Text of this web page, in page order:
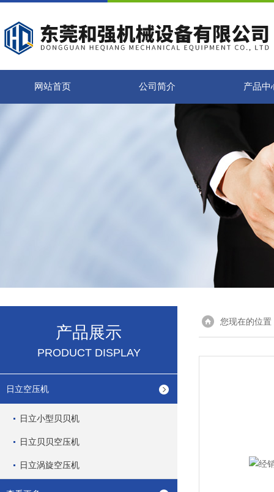
网站首页 公司简介 产品中
产品展示
PRODUCT DISPLAY
日立空压机
日立小型贝贝机
日立贝贝空压机
日立涡旋空压机
您现在的位置